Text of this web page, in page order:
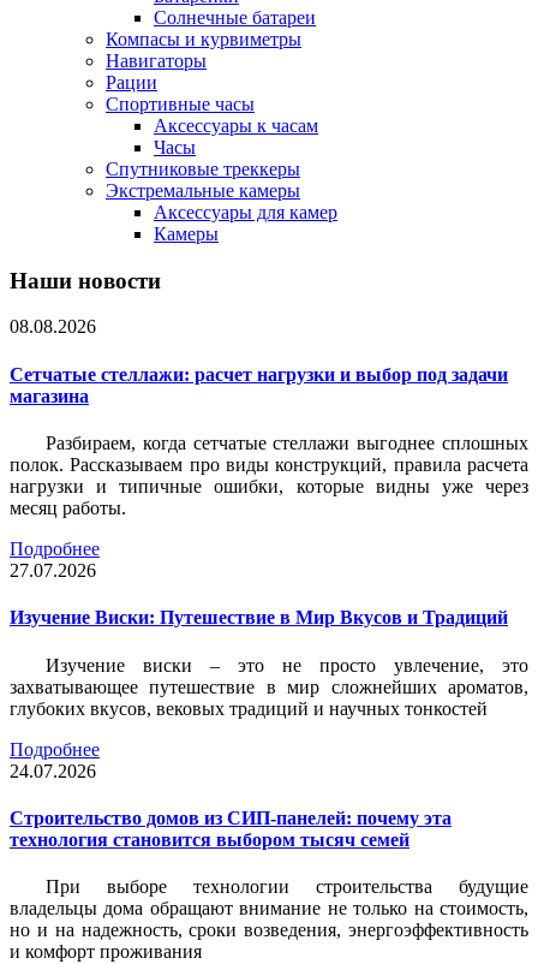
Солнечные батареи
Компасы и курвиметры
Навигаторы
Рации
Спортивные часы
Аксессуары к часам
Часы
Спутниковые треккеры
Экстремальные камеры
Аксессуары для камер
Камеры
Наши новости
08.08.2026
Сетчатые стеллажи: расчет нагрузки и выбор под задачи
магазина
Разбираем, когда сетчатые стеллажи выгоднее сплошных
полок. Рассказываем про виды конструкций, правила расчета
нагрузки и типичные ошибки, которые видны уже через
месяц работы.
Подробнее
27.07.2026
Изучение Виски: Путешествие в Мир Вкусов и Традиций
Изучение виски – это не просто увлечение, это
захватывающее путешествие в мир сложнейших ароматов,
глубоких вкусов, вековых традиций и научных тонкостей
Подробнее
24.07.2026
Строительство домов из СИП-панелей: почему эта
технология становится выбором тысяч семей
При выборе технологии строительства будущие
владельцы дома обращают внимание не только на стоимость,
но и на надежность, сроки возведения, энергоэффективность
и комфорт проживания